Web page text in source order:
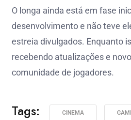
O longa ainda está em fase
desenvolvimento e não teve
estreia divulgados. Enquanto
recebendo atualizações e
comunidade de jogadores.
Tags: CINEMA